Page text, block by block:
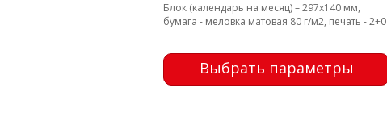
Блок (календарь на месяц) – 297х140 мм,
бумага - меловка матовая 80 г/м2, печать - 2+0
Выбрать параметры